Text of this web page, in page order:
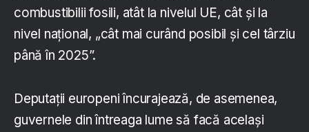
combustibilii fosili, atât la nivelul UE, cât și la
nivel național, „cât mai curând posibil și cel târziu
până în 2025”.
Deputații europeni încurajează, de asemenea,
guvernele din întreaga lume să facă același